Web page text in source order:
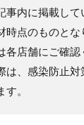
内に掲載して
時点のものとな
店舗にご確認
は、感染防止対
。